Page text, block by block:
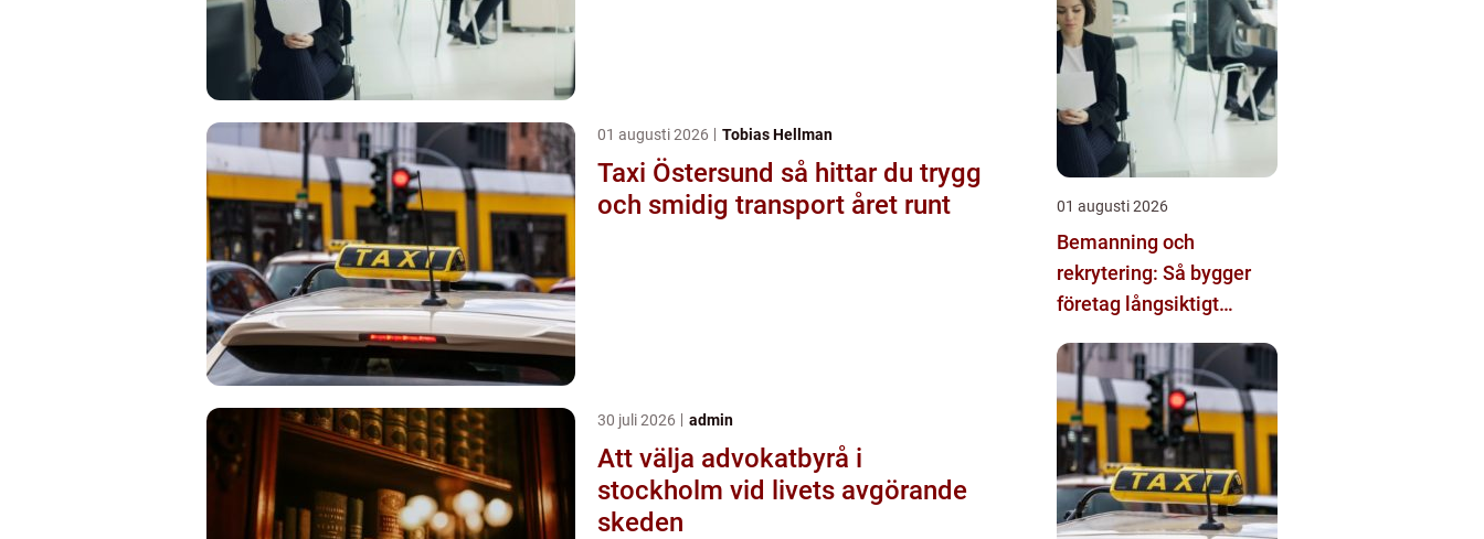
01 augusti 2026 Tobias Hellman
Taxi Östersund så hittar du trygg
och smidig transport året runt
30 juli 2026 admin
Att välja advokatbyrå i
stockholm vid livets avgörande
skeden
01 augusti 2026
Bemanning och
rekrytering: Så bygger
företag långsiktigt